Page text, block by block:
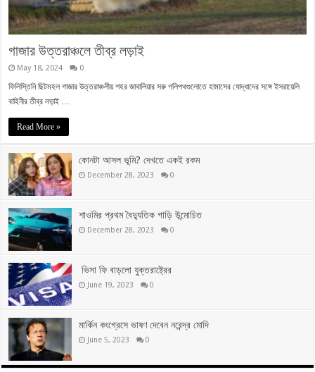
গাজার উত্তরাঞ্চলে তীব্র লড়াই
May 18, 2024 0
ফিলিস্তিনি ছিটমহল গাজার উত্তরাঞ্চলীয় শহর জাবালিয়ার সরু গলিপথগুলোতে হামাসের যোদ্ধাদের সঙ্গে ইসরায়েলি
বাহিনীর তীব্র লড়াই …
Read More »
কোনটা আসল ভূমি? দেখতে একই রকম
December 28, 2023 0
শাওমির প্রথম বৈদ্যুতিক গাড়ি উন্মোচিত
December 28, 2023 0
ভিসা ফি বাড়লো যুক্তরাষ্ট্রের
June 19, 2023 0
মার্কিন কংগ্রেসে ভাষণ দেবেন নরেন্দ্র মোদি
June 5, 2023 0